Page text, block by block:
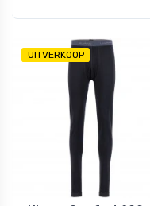
UITVERKOOP